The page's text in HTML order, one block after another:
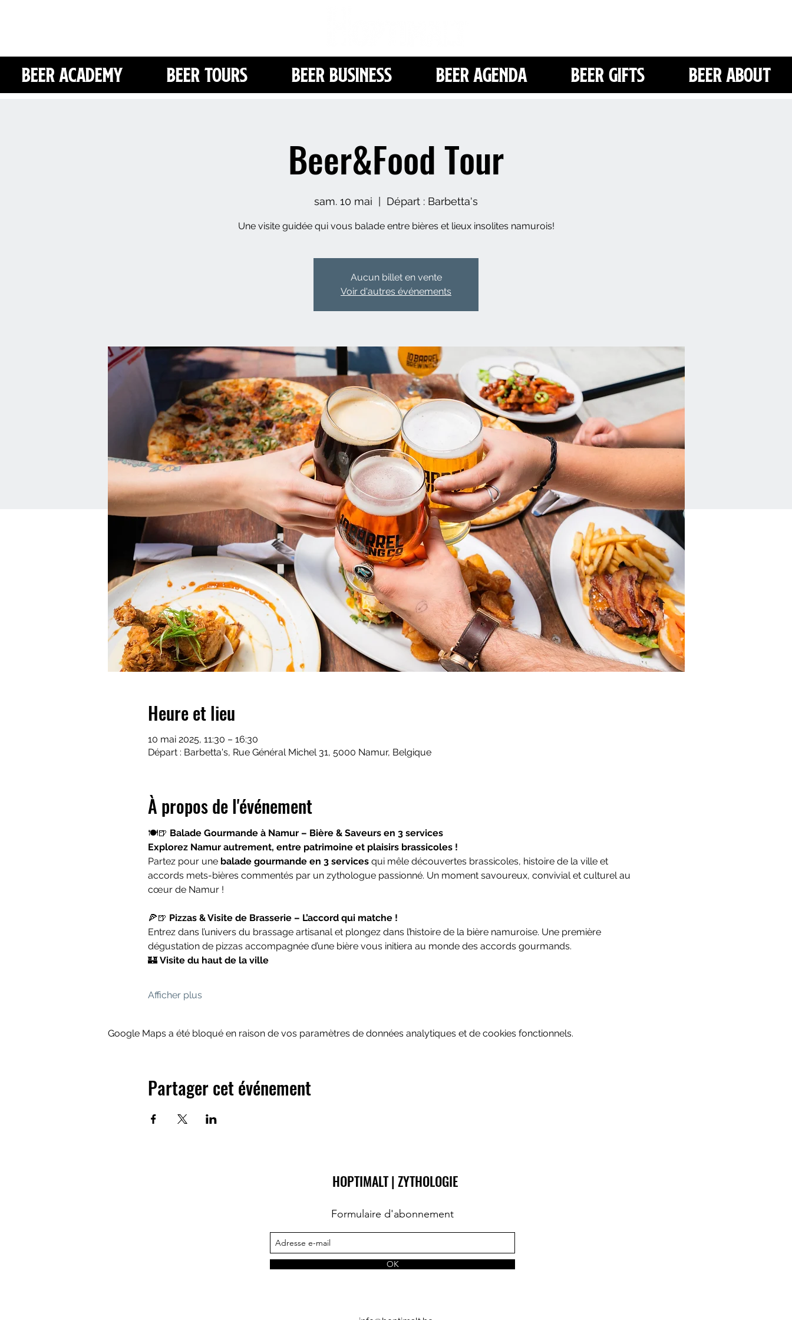
Beer Academy Beer Tours Beer Business Beer Agenda Beer Gifts Beer About
Beer&Food Tour
sam. 10 mai Départ : Barbetta's
Une visite guidée qui vous balade entre bières et lieux insolites namurois!
Aucun billet en vente
Voir d'autres événements
Heure et lieu
10 mai 2025, 11:30 – 16:30
Départ : Barbetta's, Rue Général Michel 31, 5000 Namur, Belgique
À propos de l'événement
🍽️🍺 Balade Gourmande à Namur – Bière & Saveurs en 3 services
Explorez Namur autrement, entre patrimoine et plaisirs brassicoles !
Partez pour une balade gourmande en 3 services qui mêle découvertes brassicoles, histoire de la ville et
accords mets-bières commentés par un zythologue passionné. Un moment savoureux, convivial et culturel au
cœur de Namur !
🍕🍺 Pizzas & Visite de Brasserie – L’accord qui matche !
Entrez dans l’univers du brassage artisanal et plongez dans l’histoire de la bière namuroise. Une première
dégustation de pizzas accompagnée d’une bière vous initiera au monde des accords gourmands.
🏰 Visite du haut de la ville
Afficher plus
Google Maps a été bloqué en raison de vos paramètres de données analytiques et de cookies fonctionnels.
Partager cet événement
HOPTIMALT | ZYTHOLOGIE
Formulaire d'abonnement
OK